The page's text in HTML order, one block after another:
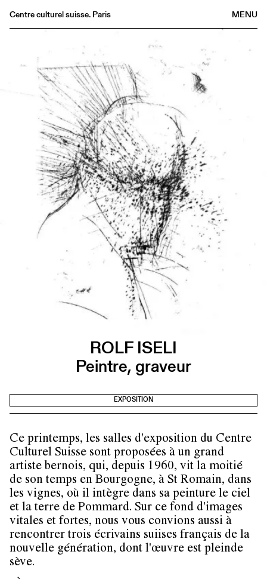
MENU
Centre culturel suisse. Paris
Librairie
Buvette
Archives
Médiathèque
Informations
EN
ROLF ISELI
Peintre, graveur
EXPOSITION
Ce printemps, les salles d'exposition du Centre
Culturel Suisse sont proposées à un grand
artiste bernois, qui, depuis 1960, vit la moitié
de son temps en Bourgogne, à St Romain, dans
les vignes, où il intègre dans sa peinture le ciel
et la terre de Pommard. Sur ce fond d'images
vitales et fortes, nous vous convions aussi à
rencontrer trois écrivains suiises français de la
nouvelle génération, dont l'œuvre est pleinde
sève.